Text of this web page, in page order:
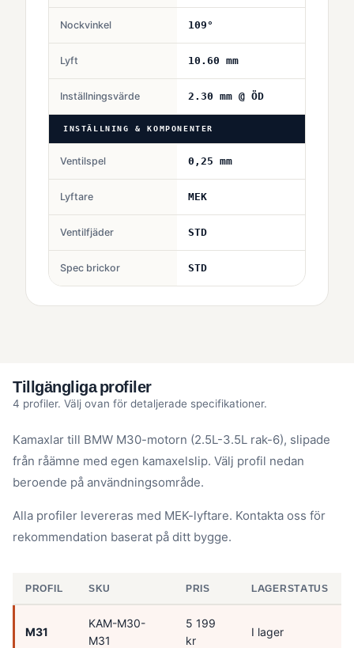
Nockvinkel 109°
Lyft 10.60 mm
Inställningsvärde 2.30 mm @ ÖD
INSTÄLLNING & KOMPONENTER
Ventilspel 0,25 mm
Lyftare MEK
Ventilfjäder STD
Spec brickor STD
Tillgängliga profiler
4 profiler. Välj ovan för detaljerade specifikationer.
Kamaxlar till BMW M30-motorn (2.5L-3.5L rak-6), slipade
från råämne med egen kamaxelslip. Välj profil nedan
beroende på användningsområde.
Alla profiler levereras med MEK-lyftare. Kontakta oss för
rekommendation baserat på ditt bygge.
PROFIL SKU PRIS LAGERSTATUS
M31
KAM-M30-
M31
5 199
kr
I lager